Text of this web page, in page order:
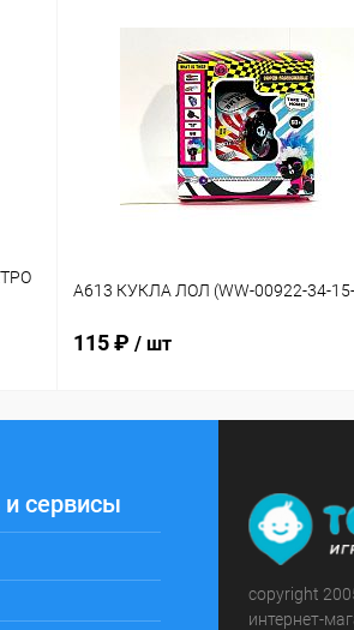
A613 КУКЛА ЛОЛ (WW-00922-34-
115 ₽ / шт
сервисы
copyright
интернет-